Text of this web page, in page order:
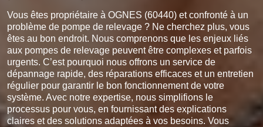
Vous êtes propriétaire à OGNES (60440) et confronté à un
problème de pompe de relevage ? Ne cherchez plus, vous
êtes au bon endroit. Nous comprenons que les enjeux liés
aux pompes de relevage peuvent être complexes et parfois
urgents. C’est pourquoi nous offrons un service de
dépannage rapide, des réparations efficaces et un entretien
régulier pour garantir le bon fonctionnement de votre
système. Avec notre expertise, nous simplifions le
processus pour vous, en fournissant des explications
claires et des solutions adaptées à vos besoins. Vous